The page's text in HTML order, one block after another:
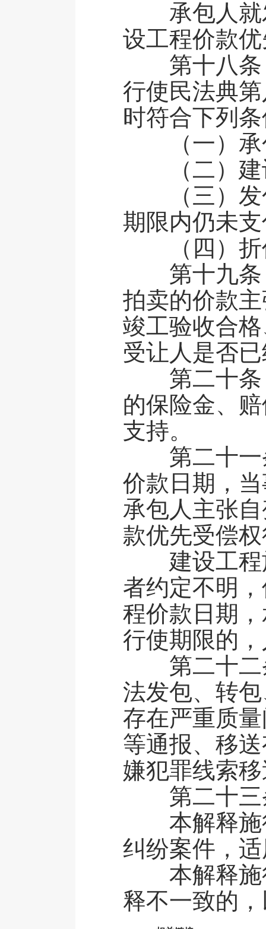
承包人就发
设工程价款
第十八条
行使民法典
时符合下列
（一）承
（二）建
（三）发包
期限内仍未
（四）折价
第十九条
拍卖的价款
竣工验收合
受让人是否
第二十条
的保险金、
支持。
第二十一
价款日期，
承包人主张
款优先受偿
建设工程施
者约定不明
程价款日期
行使期限的
第二十二
法发包、转
存在严重质
等通报、移
嫌犯罪线索
第二十三
本解释施行
纠纷案件，
本解释施行
释不一致的